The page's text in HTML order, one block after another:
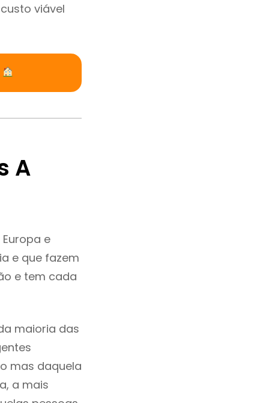
viável
A
e
e que fazem
e tem cada
maioria das
mas daquela
a mais